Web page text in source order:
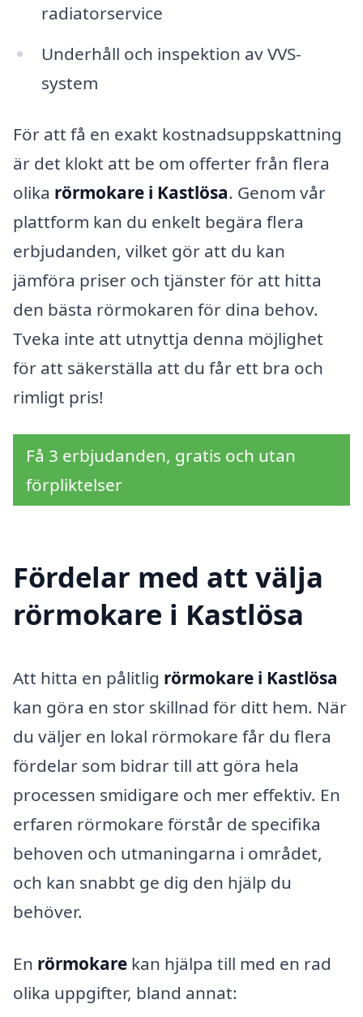
radiatorservice
Underhåll och inspektion av VVS-
system
För att få en exakt kostnadsuppskattning
är det klokt att be om offerter från flera
olika rörmokare i Kastlösa. Genom vår
plattform kan du enkelt begära flera
erbjudanden, vilket gör att du kan
jämföra priser och tjänster för att hitta
den bästa rörmokaren för dina behov.
Tveka inte att utnyttja denna möjlighet
för att säkerställa att du får ett bra och
rimligt pris!
Få 3 erbjudanden, gratis och utan
förpliktelser
Fördelar med att välja
rörmokare i Kastlösa
Att hitta en pålitlig rörmokare i Kastlösa
kan göra en stor skillnad för ditt hem. När
du väljer en lokal rörmokare får du flera
fördelar som bidrar till att göra hela
processen smidigare och mer effektiv. En
erfaren rörmokare förstår de specifika
behoven och utmaningarna i området,
och kan snabbt ge dig den hjälp du
behöver.
En rörmokare kan hjälpa till med en rad
olika uppgifter, bland annat: